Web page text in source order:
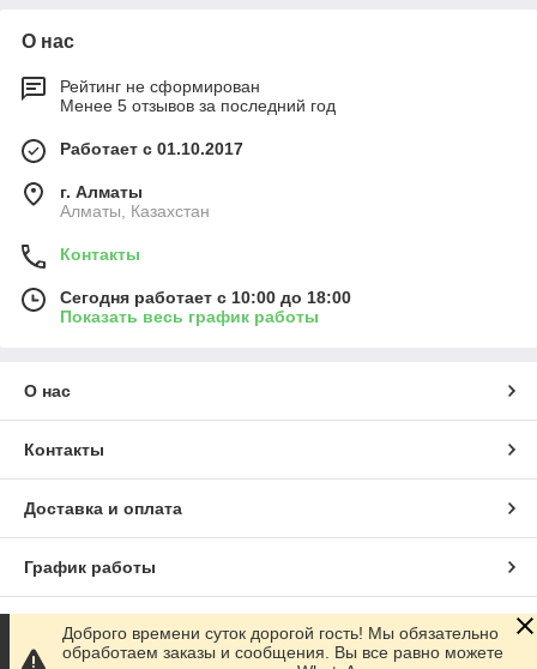
О нас
Рейтинг не сформирован
Менее 5 отзывов за последний год
Работает с 01.10.2017
г. Алматы
Алматы, Казахстан
Контакты
Сегодня работает с 10:00 до 18:00
Показать весь график работы
О нас
Контакты
Доставка и оплата
График работы
Полная версия сайта
Доброго времени суток дорогой гость! Мы обязательно
обработаем заказы и сообщения. Вы все равно можете